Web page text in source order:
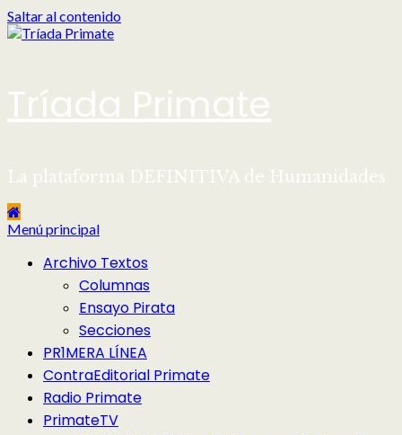
Saltar al contenido
Tríada Primate
La plataforma DEFINITIVA de Humanidades
Menú principal
Archivo Textos
Columnas
Ensayo Pirata
Secciones
PR1MERA LÍNEA
ContraEditorial Primate
Radio Primate
PrimateTV